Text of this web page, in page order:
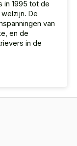
in 1995 tot de
De
van
en de
in de